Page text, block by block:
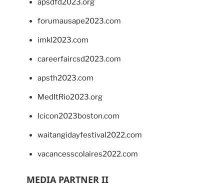
apsdfd2023.org
forumausape2023.com
imkl2023.com
careerfaircsd2023.com
apsth2023.com
MedItRio2023.org
lcicon2023boston.com
waitangidayfestival2022.com
vacancesscolaires2022.com
MEDIA PARTNER II